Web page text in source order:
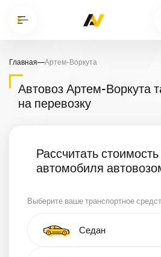
Главная—Артем-Воркута
Автовоз Артем-Воркута
на перевозку
Рассчитать
автомобиля
Выберите ваше транспортное
Тип автомобиля
Седан
Кроссовер